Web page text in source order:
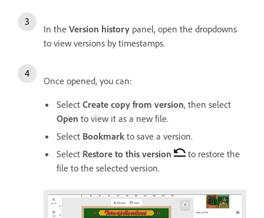
In the Version history panel, open the dropdowns
to view versions by timestamps.
Once opened, you can:
Select Create copy from version, then select
Open to view it as a new file.
Select Bookmark to save a version.
Select Restore to this version
to restore the
file to the selected version.